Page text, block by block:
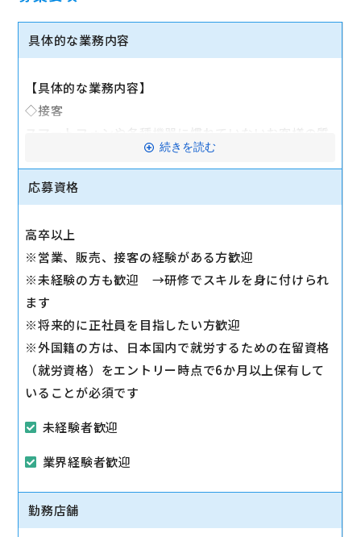
具体的な業務内容
【具体的な業務内容】
◇接客
スマートフォンや各種機器に慣れていないお客様の質
◇スマホ教室の開催/運営
契約への誘導、店舗の利益に繋がる積極的なアプロー
チを実施します。
◇注力サービスのご提案
スマホ教室を通して「PayPay」「Yahoo!ショッピン
グ」「LINE」など、おススメサービスを体験いただき
ながら提案します。
続きを読む
応募資格
高卒以上
※営業、販売、接客の経験がある方歓迎
※未経験の方も歓迎 →研修でスキルを身に付けられ
ます
※将来的に正社員を目指したい方歓迎
※外国籍の方は、日本国内で就労するための在留資格
（就労資格）をエントリー時点で6か月以上保有して
いることが必須です
未経験者歓迎
業界経験者歓迎
勤務店舗